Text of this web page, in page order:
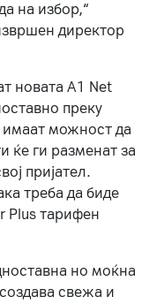
на избор,“
директор
новата А1 Net
преку
имаат можност да
ќе ги разменат за
пријател.
треба да биде
Plus тарифен
но моќна
свежа и